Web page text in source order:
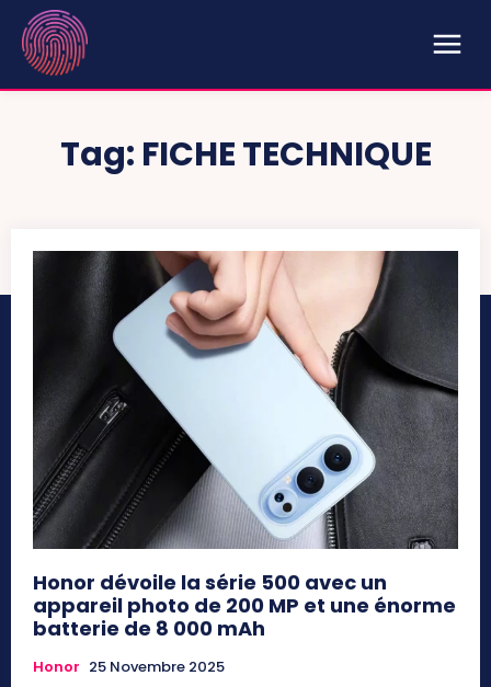
Tag: FICHE TECHNIQUE
Honor dévoile la série 500 avec un
appareil photo de 200 MP et une énorme
batterie de 8 000 mAh
Honor 25 Novembre 2025